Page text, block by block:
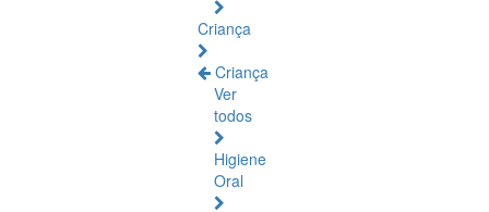
Criança
Criança
Ver
todos
Higiene
Oral